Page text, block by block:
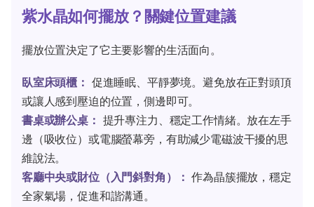
紫水晶如何擺放？關鍵位置建議
擺放位置決定了它主要影響的生活面向。
臥室床頭櫃： 促進睡眠、平靜夢境。避免放在正對頭頂
或讓人感到壓迫的位置，側邊即可。
書桌或辦公桌： 提升專注力、穩定工作情緒。放在左手
邊（吸收位）或電腦螢幕旁，有助減少電磁波干擾的思
維說法。
客廳中央或財位（入門斜對角）： 作為晶簇擺放，穩定
全家氣場，促進和諧溝通。